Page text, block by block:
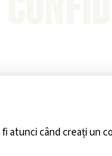
atunci când creați un